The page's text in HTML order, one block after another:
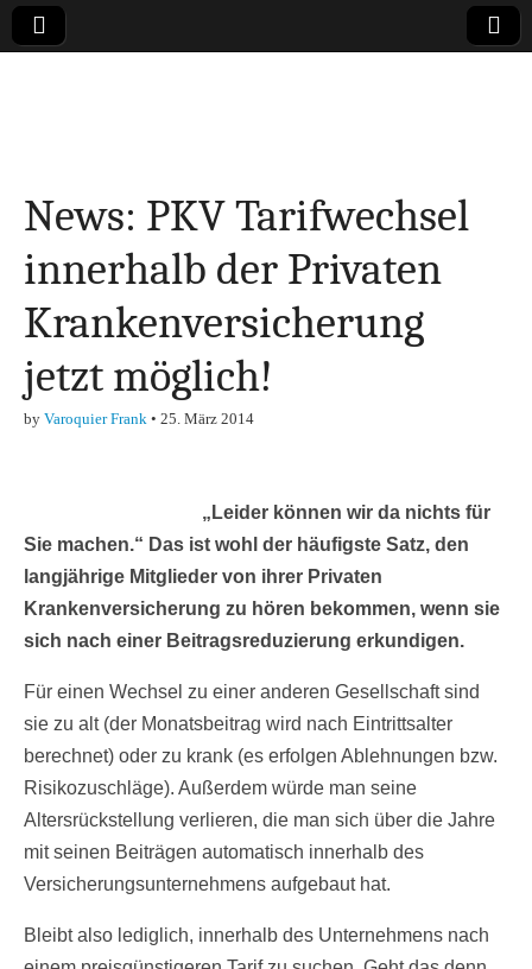
Finanzen,
Marketing-, Vertrieb-
& Investment-Tipps
News: PKV Tarifwechsel
innerhalb der Privaten
Krankenversicherung
jetzt möglich!
by Varoquier Frank • 25. März 2014
„Leider können wir da nichts für
Sie machen.“ Das ist wohl der häufigste Satz, den
langjährige Mitglieder von ihrer Privaten
Krankenversicherung zu hören bekommen, wenn sie
sich nach einer Beitragsreduzierung erkundigen.
Für einen Wechsel zu einer anderen Gesellschaft sind
sie zu alt (der Monatsbeitrag wird nach Eintrittsalter
berechnet) oder zu krank (es erfolgen Ablehnungen bzw.
Risikozuschläge). Außerdem würde man seine
Altersrückstellung verlieren, die man sich über die Jahre
mit seinen Beiträgen automatisch innerhalb des
Versicherungsunternehmens aufgebaut hat.
Bleibt also lediglich, innerhalb des Unternehmens nach